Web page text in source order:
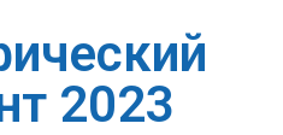
2023